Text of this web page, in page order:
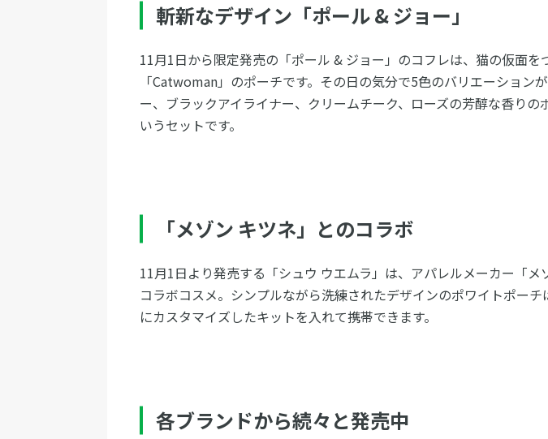
斬新なデザイン「ポール & ジョー」
11月1日から限定発売の「ポール & ジョー」のコフレは、猫の仮面を
「Catwoman」のポーチです。その日の気分で5色のバリエーション
ー、ブラックアイライナー、クリームチーク、ローズの芳醇な香りの
いうセットです。
「メゾン キツネ」とのコラボ
11月1日より発売する「シュウ ウエムラ」は、アパレルメーカー「メ
コラボコスメ。シンプルながら洗練されたデザインのポワイトポーチ
にカスタマイズしたキットを入れて携帯できます。
各ブランドから続々と発売中